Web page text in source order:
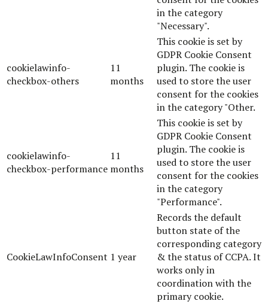
in the category
"Necessary".
cookielawinfo-
checkbox-others
11
months
This cookie is set by
GDPR Cookie Consent
plugin. The cookie is
used to store the user
consent for the cookies
in the category "Other.
cookielawinfo-
checkbox-performance
11
months
This cookie is set by
GDPR Cookie Consent
plugin. The cookie is
used to store the user
consent for the cookies
in the category
"Performance".
CookieLawInfoConsent 1 year
Records the default
button state of the
corresponding category
& the status of CCPA. It
works only in
coordination with the
primary cookie.